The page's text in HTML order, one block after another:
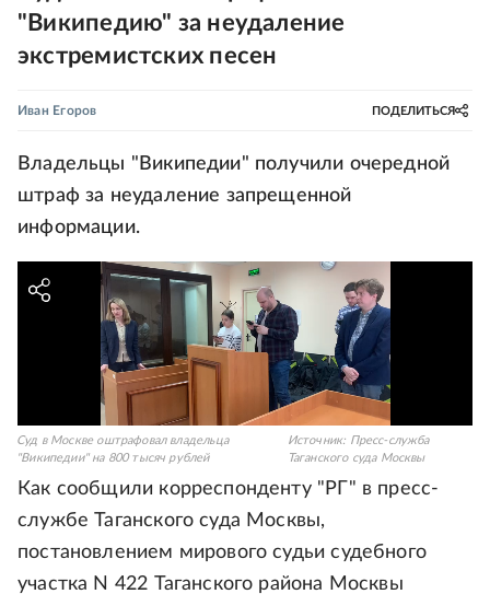
"Википедию" за неудаление
экстремистских песен
Иван Егоров ПОДЕЛИТЬСЯ
Владельцы "Википедии" получили очередной
штраф за неудаление запрещенной
информации.
Суд в Москве оштрафовал владельца
"Википедии" на 800 тысяч рублей
Источник: Пресс-служба
Таганского суда Москвы
Как сообщили корреспонденту "РГ" в пресс-
службе Таганского суда Москвы,
постановлением мирового судьи судебного
участка N 422 Таганского района Москвы